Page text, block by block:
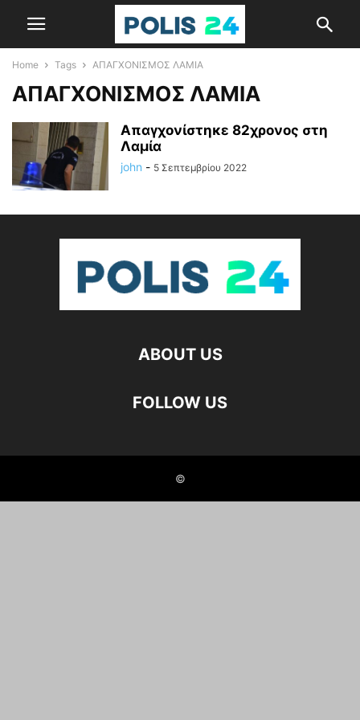
Home Tags ΑΠΑΓΧΟΝΙΣΜΟΣ ΛΑΜΙΑ
ΑΠΑΓΧΟΝΙΣΜΟΣ ΛΑΜΙΑ
Απαγχονίστηκε 82χρονος στη
Λαμία
john - 5 Σεπτεμβρίου 2022
ABOUT US
FOLLOW US
©